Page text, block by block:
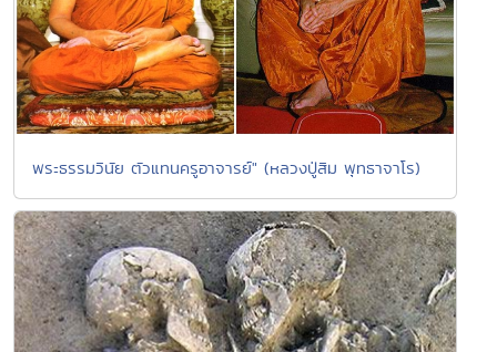
พระธรรมวินัย ตัวแทนครูอาจารย์" (หลวงปู่สิม พุทธาจาโร)